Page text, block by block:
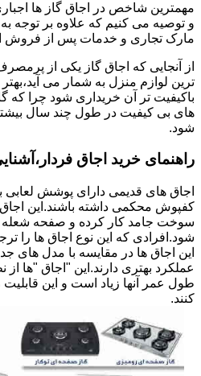
مهمترین شاخص در اجاق گاز ها
و توصیه می کنیم که علاوه بر توجه به
مارک تجاری و خدمات پس از فروش
از آنجایی که اجاق گاز یکی از
ترین لوازم منزل به شمار می
باکیفیت تر آن خریداری شود چرا که
های بی کیفیت در طول چند سال
شود.
راهنمای خرید اجاق
اجاق های قدیمی دارای پوشش لعابی
کفپوش محکمی داشته باشند.این اجاق
سوخت جامد کار کرده و صفحه شعله
شود.افرادی که این نوع اجاق ها را
این اجاق ها در مقایسه با مدل های
عملکرد بهتری دارند.این "اجاق "ها از
طول عمر آنها زیاد است و این قابلیت
کنند.